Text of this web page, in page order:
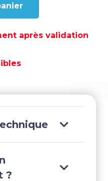
après validation
?